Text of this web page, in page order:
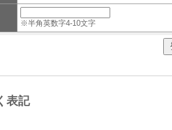
※半角英数字4-10文字
表記